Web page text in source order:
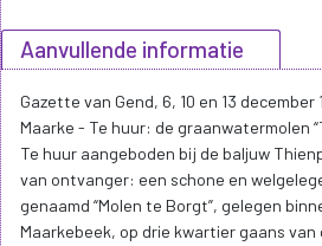
Aanvullende informatie
Gazette van Gend, 6, 10 en 13 december
Maarke - Te huur: de graanwatermolen
Te huur aangeboden bij de baljuw
van ontvanger: een schone en
genaamd “Molen te Borgt”, gelegen
Maarkebeek, op drie kwartier gaans van